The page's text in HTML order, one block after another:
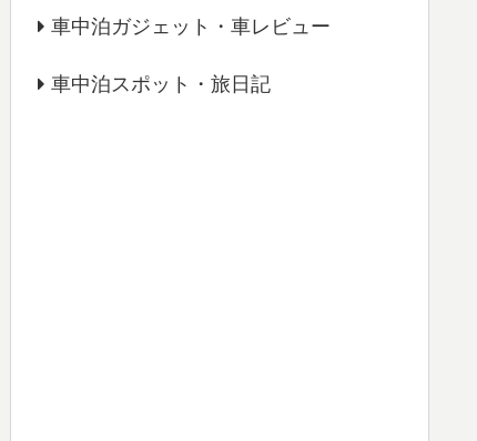
車中泊ガジェット・車レビュー
車中泊スポット・旅日記